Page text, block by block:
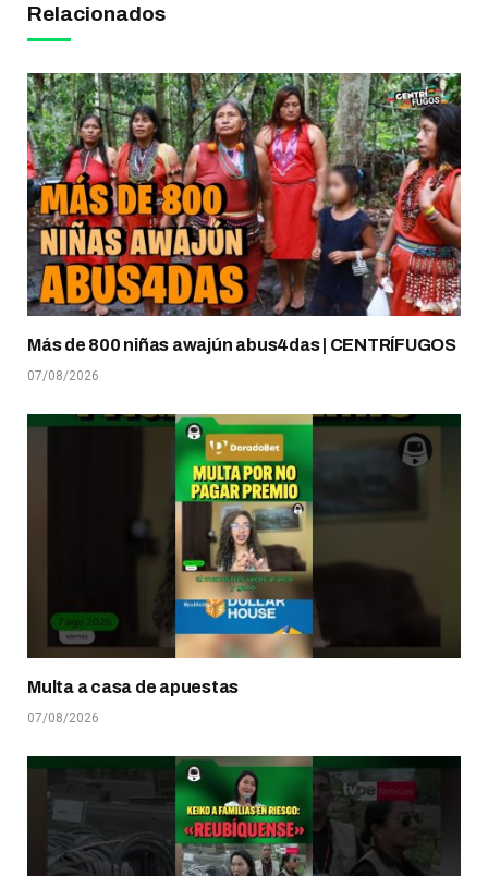
Relacionados
Más de 800 niñas awajún abus4das | CENTRÍFUGOS
07/08/2026
Multa a casa de apuestas
07/08/2026